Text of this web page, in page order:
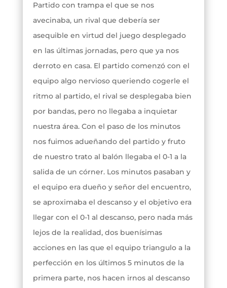
Partido con trampa el que se nos
avecinaba, un rival que debería ser
asequible en virtud del juego desplegado
en las últimas jornadas, pero que ya nos
derroto en casa. El partido comenzó con el
equipo algo nervioso queriendo cogerle el
ritmo al partido, el rival se desplegaba bien
por bandas, pero no llegaba a inquietar
nuestra área. Con el paso de los minutos
nos fuimos adueñando del partido y fruto
de nuestro trato al balón llegaba el 0-1 a la
salida de un córner. Los minutos pasaban y
el equipo era dueño y señor del encuentro,
se aproximaba el descanso y el objetivo era
llegar con el 0-1 al descanso, pero nada más
lejos de la realidad, dos buenísimas
acciones en las que el equipo triangulo a la
perfección en los últimos 5 minutos de la
primera parte, nos hacen irnos al descanso